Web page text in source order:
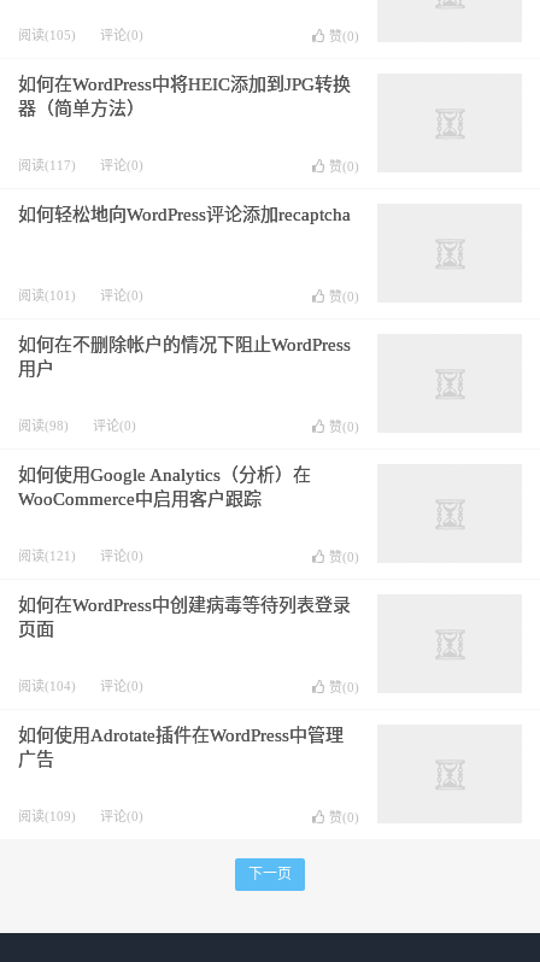
阅读(105) 评论(0) 赞(0)
如何在WordPress中将HEIC添加到JPG转换
器（简单方法）
阅读(117) 评论(0) 赞(0)
如何轻松地向WordPress评论添加recaptcha
阅读(101) 评论(0) 赞(0)
如何在不删除帐户的情况下阻止WordPress
用户
阅读(98) 评论(0) 赞(0)
如何使用Google Analytics（分析）在
WooCommerce中启用客户跟踪
阅读(121) 评论(0) 赞(0)
如何在WordPress中创建病毒等待列表登录
页面
阅读(104) 评论(0) 赞(0)
如何使用Adrotate插件在WordPress中管理
广告
阅读(109) 评论(0) 赞(0)
下一页